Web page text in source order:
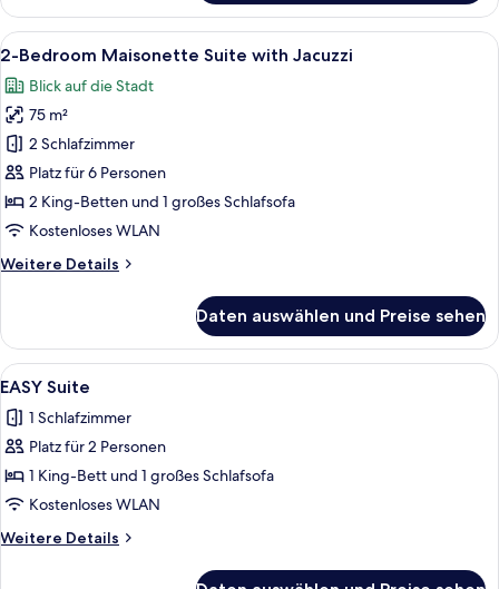
Bedroom
Suite
Alle
Fotos
für
2-
Bedroom
Maisonette
Suite
with
anzeigen
Ein modernes Wohnzimmer mit
31
2-Bedroom Maisonette Suite with Jacuzzi
Blick auf die Stadt
75 m²
2 Schlafzimmer
Platz für 6 Personen
2 King-Betten und 1 großes Schlafsofa
Kostenloses WLAN
Weitere Details
Weitere
Bedroom
Maisonette
Suite
Jacuzzi
Daten auswählen und Preise sehen
Alle
Fotos
für
EASY
Suite
anzeigen
Ein modernes Schlafzimmer mit
16
EASY Suite
1 Schlafzimmer
Platz für 2 Personen
1 King-Bett und 1 großes Schlafsofa
Kostenloses WLAN
Weitere Details
Weitere